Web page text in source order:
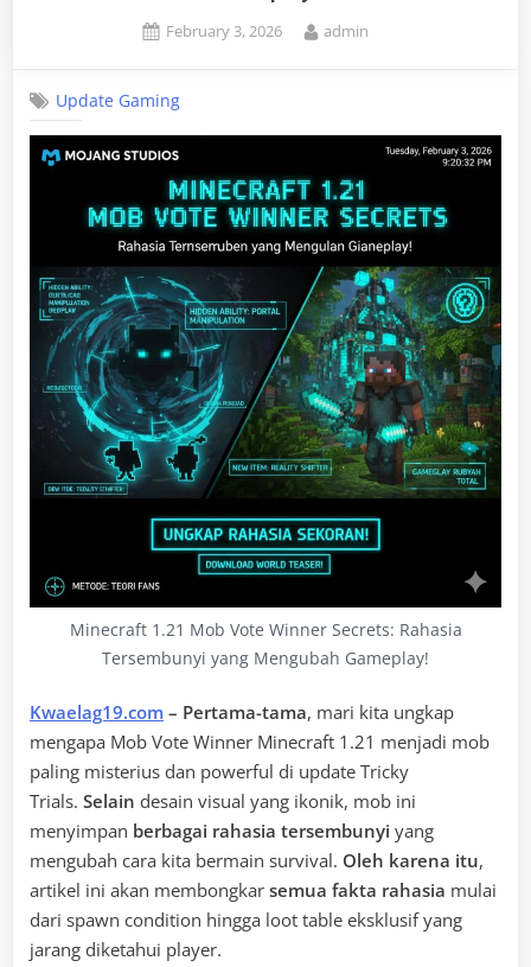
Posted
February 3, 2026 By
admin
Update Gaming
Minecraft 1.21 Mob Vote Winner Secrets: Rahasia
Tersembunyi yang Mengubah Gameplay!
Kwaelag19.com – Pertama-tama, mari kita ungkap
mengapa Mob Vote Winner Minecraft 1.21 menjadi mob
paling misterius dan powerful di update Tricky
Trials. Selain desain visual yang ikonik, mob ini
menyimpan berbagai rahasia tersembunyi yang
mengubah cara kita bermain survival. Oleh karena itu,
artikel ini akan membongkar semua fakta rahasia mulai
dari spawn condition hingga loot table eksklusif yang
jarang diketahui player.